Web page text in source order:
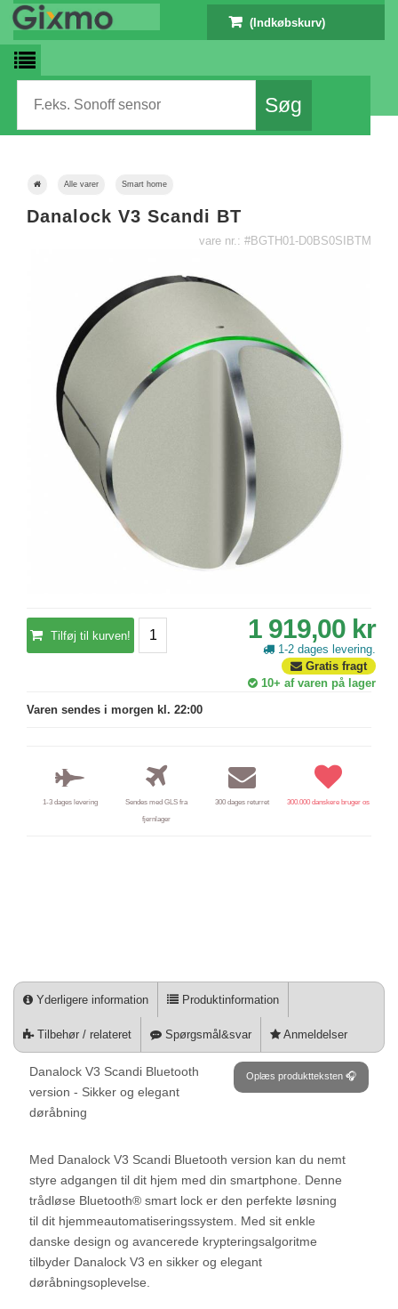
(Indkøbskurv)
Alle varer Smart home
Danalock V3 Scandi BT
vare nr.: #BGTH01-D0BS0SIBTM
Tilføj til kurven! 1 919,00 kr
1-2 dages levering.
Gratis fragt
10+ af varen på lager
Varen sendes i morgen kl. 22:00
1-3 dages levering Sendes med GLS fra
fjernlager
300 dages returret 300.000 danskere bruger os
Yderligere information Produktinformation
Tilbehør / relateret Spørgsmål&svar Anmeldelser
Oplæs produktteksten 🎧
Danalock V3 Scandi Bluetooth
version - Sikker og elegant
døråbning
Med Danalock V3 Scandi Bluetooth version kan du nemt
styre adgangen til dit hjem med din smartphone. Denne
trådløse Bluetooth® smart lock er den perfekte løsning
til dit hjemmeautomatiseringssystem. Med sit enkle
danske design og avancerede krypteringsalgoritme
tilbyder Danalock V3 en sikker og elegant
døråbningsoplevelse.